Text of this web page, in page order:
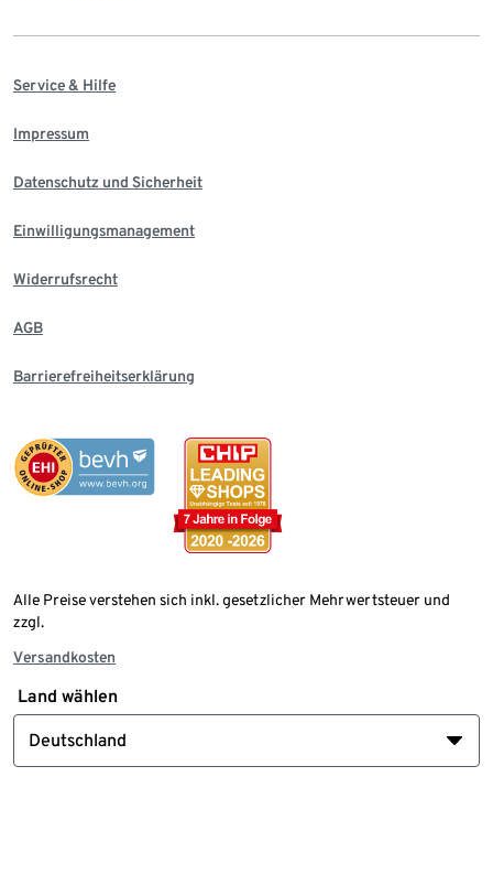
Service & Hilfe
Impressum
Datenschutz und Sicherheit
Einwilligungsmanagement
Widerrufsrecht
AGB
Barrierefreiheitserklärung
Alle Preise verstehen sich inkl. gesetzlicher Mehrwertsteuer und
zzgl.
Versandkosten
Land wählen
Deutschland